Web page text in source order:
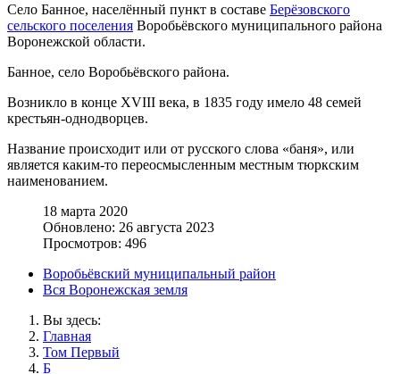
Село Банное, населённый пункт в составе Берёзовского
сельского поселения Воробьёвского муниципального района
Воронежской области.
Банное, село Воробьёвского района.
Возникло в конце XVIII века, в 1835 году имело 48 семей
крестьян-однодворцев.
Название происходит или от русского слова «баня», или
является каким-то переосмысленным местным тюркским
наименованием.
18 марта 2020
Обновлено: 26 августа 2023
Просмотров: 496
Воробьёвский муниципальный район
Вся Воронежская земля
Вы здесь:
Главная
Том Первый
Б